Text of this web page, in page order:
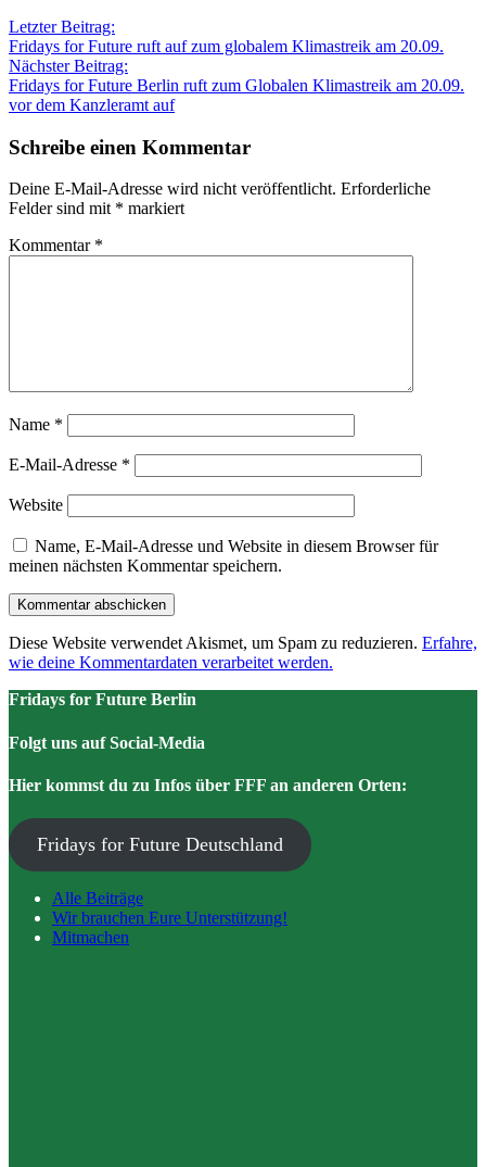
Beitragsnavigation
Letzter Beitrag:
Fridays for Future ruft auf zum globalem Klimastreik am 20.09.
Nächster Beitrag:
Fridays for Future Berlin ruft zum Globalen Klimastreik am 20.09.
vor dem Kanzleramt auf
Schreibe einen Kommentar
Deine E-Mail-Adresse wird nicht veröffentlicht. Erforderliche
Felder sind mit * markiert
Kommentar *
Name *
E-Mail-Adresse *
Website
Name, E-Mail-Adresse und Website in diesem Browser für
meinen nächsten Kommentar speichern.
Diese Website verwendet Akismet, um Spam zu reduzieren. Erfahre,
wie deine Kommentardaten verarbeitet werden.
Fridays for Future Berlin
Folgt uns auf Social-Media
Hier kommst du zu Infos über FFF an anderen Orten:
Fridays for Future Deutschland
Alle Beiträge
Wir brauchen Eure Unterstützung!
Mitmachen